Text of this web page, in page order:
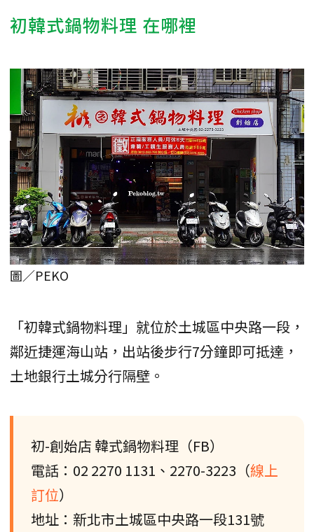
初韓式鍋物料理 在哪裡
圖／PEKO
「初韓式鍋物料理」就位於土城區中央路一段，
鄰近捷運海山站，出站後步行7分鐘即可抵達，
土地銀行土城分行隔壁。
初-創始店 韓式鍋物料理（FB）
電話：02 2270 1131、2270-3223（線上
訂位）
地址：新北市土城區中央路一段131號